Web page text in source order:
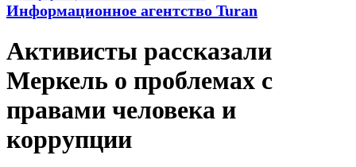
Информационное агентство Turan
Активисты рассказали
Меркель о проблемах с
правами человека и
коррупции